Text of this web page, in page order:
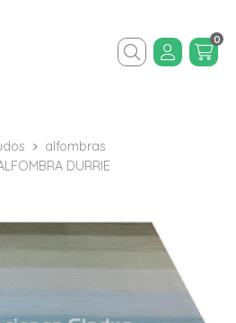
Buscar
0
alfombras
DURRIE